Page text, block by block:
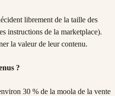
librement de la taille des
instructions de la marketplace).
la valeur de leur contenu.
?
30 % de la moola de la vente